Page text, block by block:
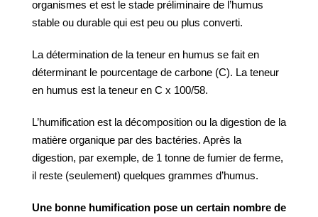
organismes et est le stade préliminaire de l’humus
stable ou durable qui est peu ou plus converti.
La détermination de la teneur en humus se fait en
déterminant le pourcentage de carbone (C). La teneur
en humus est la teneur en C x 100/58.
L’humification est la décomposition ou la digestion de la
matière organique par des bactéries. Après la
digestion, par exemple, de 1 tonne de fumier de ferme,
il reste (seulement) quelques grammes d’humus.
Une bonne humification pose un certain nombre de